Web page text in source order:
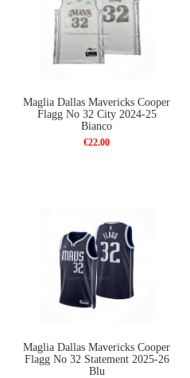
Maglia Dallas Mavericks Cooper
Flagg No 32 City 2024-25
Bianco
€22.00
Maglia Dallas Mavericks Cooper
Flagg No 32 Statement 2025-26
Blu